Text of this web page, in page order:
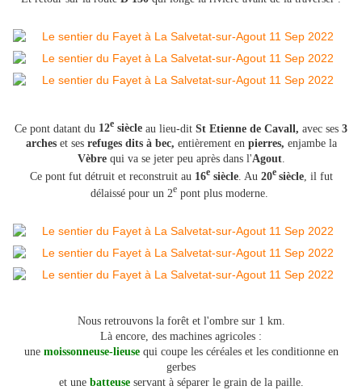
Ce pont datant du 12e siècle au lieu-dit St Etienne de Cavall, avec ses 3
arches et sesrefuges dits à bec, entièrement enpierres, enjambe la
Vèbrequi va se jeter peu après dans l'Agout.
Ce pont fut détruit et reconstruit au 16esiècle. Au 20e siècle, il fut
délaissé pour un 2e pont plus moderne.
Nous retrouvons la forêt et l'ombre sur 1 km.
Là encore, des machines agricoles :
une moissonneuse-lieusequi coupe les céréales et les conditionne en
gerbes
et unebatteuseservant à séparer le grain de la paille.